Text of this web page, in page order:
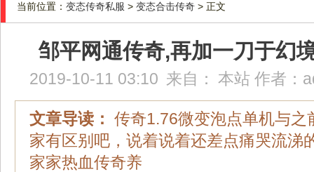
当前位置： 变态传奇私服 > 变态合击传奇 > 正文
邹平网通传奇,再加一刀于幻
2019-10-11 03:10 来自： 本站 作者：
文章导读： 传奇1.76微变泡点单机与之
家有区别吧，说着说着还差点痛哭流涕
家家热血传奇养